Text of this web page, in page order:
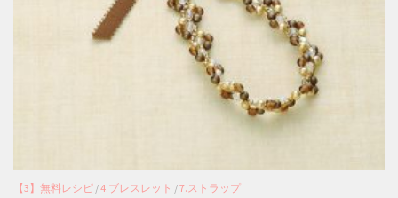
【3】無料レシピ /4.ブレスレット /7.ストラップ